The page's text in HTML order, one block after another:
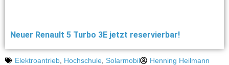
Neuer Renault 5 Turbo 3E jetzt reservierbar!
Elektroantrieb Hochschule Solarmobil Henning Heilmann